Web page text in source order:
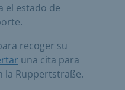
el estado de
recoger su
una cita para
la Ruppertstraße.